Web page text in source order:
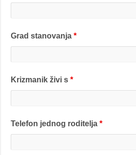
Grad stanovanja*
Krizmanik živi s*
Telefon jednog roditelja*